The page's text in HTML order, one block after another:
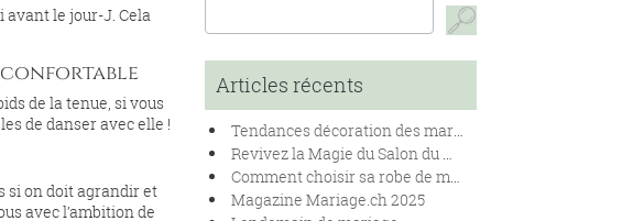
avant le jour-J. Cela
confortable
de la tenue, si vous
de danser avec elle !
si on doit agrandir et
avec l’ambition de
Articles récents
Tendances décoration des mariages en 2025
Revivez la Magie du Salon du Mariage de Lausanne 2024
Comment choisir sa robe de mariées en fonction de sa morphologie.
Magazine Mariage.ch 2025